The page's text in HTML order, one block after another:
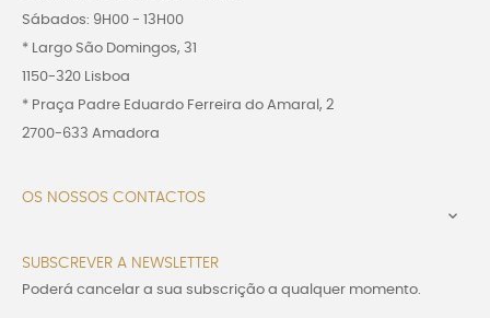
Sábados: 9H00 - 13H00
* Largo São Domingos, 31
1150-320 Lisboa
* Praça Padre Eduardo Ferreira do Amaral, 2
2700-633 Amadora
OS NOSSOS CONTACTOS

SUBSCREVER A NEWSLETTER
Poderá cancelar a sua subscrição a qualquer momento.